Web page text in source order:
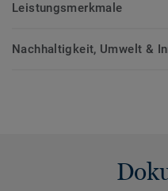
Leistungsmerkmale
Nachhaltigkeit, Umwelt &